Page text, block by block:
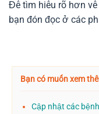
Để tìm hiểu rõ hơn
bạn đón đọc ở các
Bạn có muốn xem
Cập nhật các